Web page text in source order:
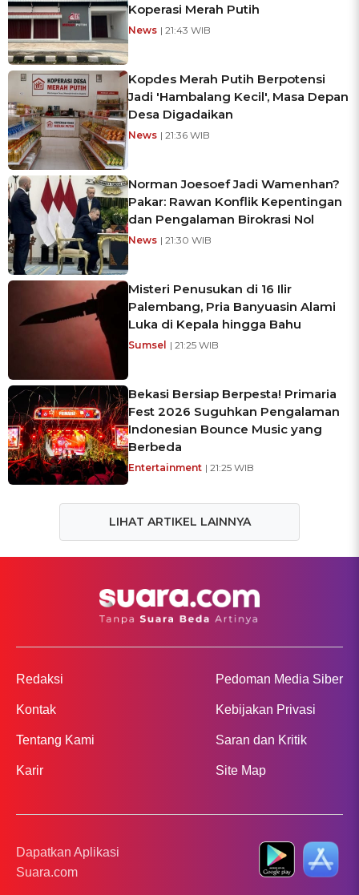
Koperasi Merah Putih
News | 21:43 WIB
Kopdes Merah Putih Berpotensi
Jadi 'Hambalang Kecil', Masa Depan
Desa Digadaikan
News | 21:36 WIB
Norman Joesoef Jadi Wamenhan?
Pakar: Rawan Konflik Kepentingan
dan Pengalaman Birokrasi Nol
News | 21:30 WIB
Misteri Penusukan di 16 Ilir
Palembang, Pria Banyuasin Alami
Luka di Kepala hingga Bahu
Sumsel | 21:25 WIB
Bekasi Bersiap Berpesta! Primaria
Fest 2026 Suguhkan Pengalaman
Indonesian Bounce Music yang
Berbeda
Entertainment | 21:25 WIB
LIHAT ARTIKEL LAINNYA
Redaksi
Kontak
Tentang Kami
Karir
Pedoman Media Siber
Kebijakan Privasi
Saran dan Kritik
Site Map
Dapatkan Aplikasi
Suara.com